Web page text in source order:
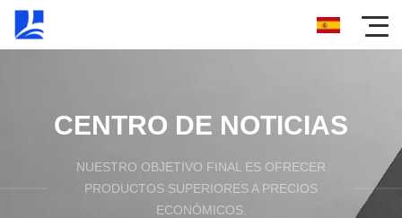
CENTRO DE NOTICIAS
NUESTRO OBJETIVO FINAL ES OFRECER
PRODUCTOS SUPERIORES A PRECIOS
ECONÓMICOS.